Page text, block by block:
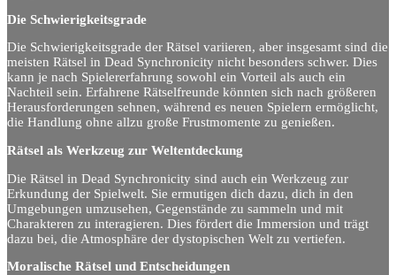
Die Schwierigkeitsgrade
Die Schwierigkeitsgrade der Rätsel variieren, aber insgesamt sind die
meisten Rätsel in Dead Synchronicity nicht besonders schwer. Dies
kann je nach Spielererfahrung sowohl ein Vorteil als auch ein
Nachteil sein. Erfahrene Rätselfreunde könnten sich nach größeren
Herausforderungen sehnen, während es neuen Spielern ermöglicht,
die Handlung ohne allzu große Frustmomente zu genießen.
Rätsel als Werkzeug zur Weltentdeckung
Die Rätsel in Dead Synchronicity sind auch ein Werkzeug zur
Erkundung der Spielwelt. Sie ermutigen dich dazu, dich in den
Umgebungen umzusehen, Gegenstände zu sammeln und mit
Charakteren zu interagieren. Dies fördert die Immersion und trägt
dazu bei, die Atmosphäre der dystopischen Welt zu vertiefen.
Moralische Rätsel und Entscheidungen